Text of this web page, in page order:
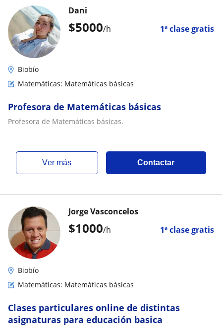
$5000/h 1ª clase gratis
Dani
Biobío
Matemáticas: Matemáticas básicas
Profesora de Matemáticas básicas
Profesora de Matemáticas básicas.
ver más Contactar
$1000/h 1ª clase gratis
Jorge Vasconcelos
Biobío
Matemáticas: Matemáticas básicas
Clases particulares online de distintas
asignaturas para educación basica